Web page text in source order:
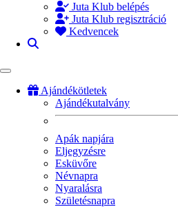
Juta Klub belépés
Juta Klub regisztráció
Kedvencek
Ajándékötletek
Ajándékutalvány
Apák napjára
Eljegyzésre
Esküvőre
Névnapra
Nyaralásra
Születésnapra